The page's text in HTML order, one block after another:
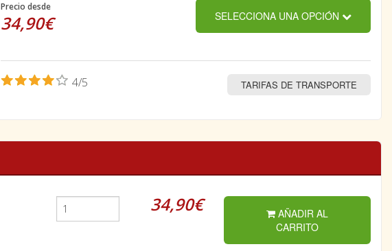
Precio desde
34,90€ SELECCIONA UNA OPCIÓN
4/5 TARIFAS DE TRANSPORTE
34,90€
AÑADIR AL
CARRITO